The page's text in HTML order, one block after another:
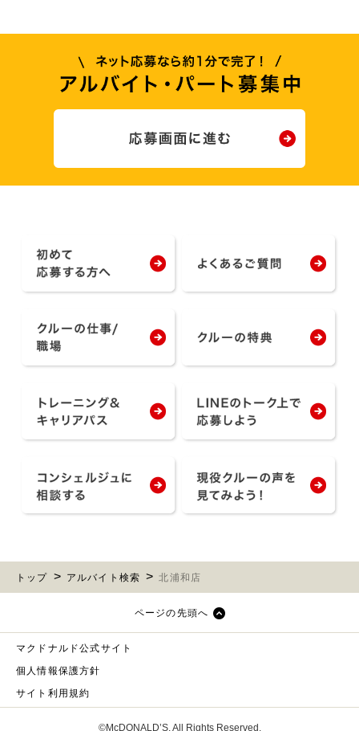
トップ アルバイト検索 北浦和店
ページの先頭へ
マクドナルド公式サイト
個人情報保護方針
サイト利用規約
©McDONALD’S. All Rights Reserved.